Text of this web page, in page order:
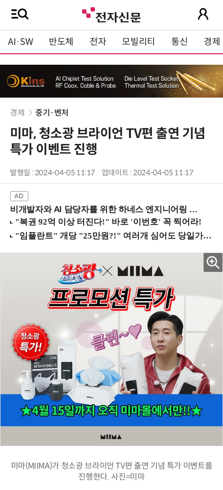
AI·SW 반도체 전자 모빌리티 통신 경제
경제 중기·벤처
미마, 청소광 브라이언 TV편 출연 기념
특가 이벤트 진행
발행일 : 2024-04-05 11:17 업데이트 : 2024-04-05 11:17
비개발자와 AI 담당자를 위한 하네스 엔지니어링 입문과정 (8/20 신논현역)
미마(MIIMA)가 청소광 브라이언 TV편 출연 기념 특가 이벤트를
진행한다. 사진=미마